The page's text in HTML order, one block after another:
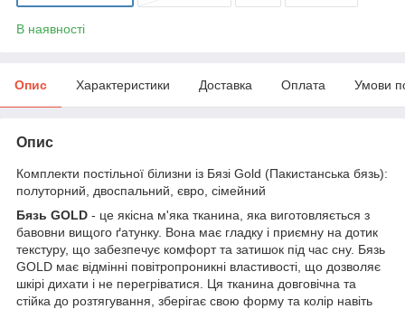
В наявності
Опис Характеристики Доставка Оплата Умови
Опис
Комплекти постільної білизни із Бязі Gold (Пакистанська бязь):
полуторний, двоспальний, євро, сімейний
Бязь GOLD - це якісна м'яка тканина, яка виготовляється з
бавовни вищого ґатунку. Вона має гладку і приємну на дотик
текстуру, що забезпечує комфорт та затишок під час сну. Бязь
GOLD має відмінні повітропроникні властивості, що дозволяє
шкірі дихати і не перегріватися. Ця тканина довговічна та
стійка до розтягування, зберігає свою форму та колір навіть